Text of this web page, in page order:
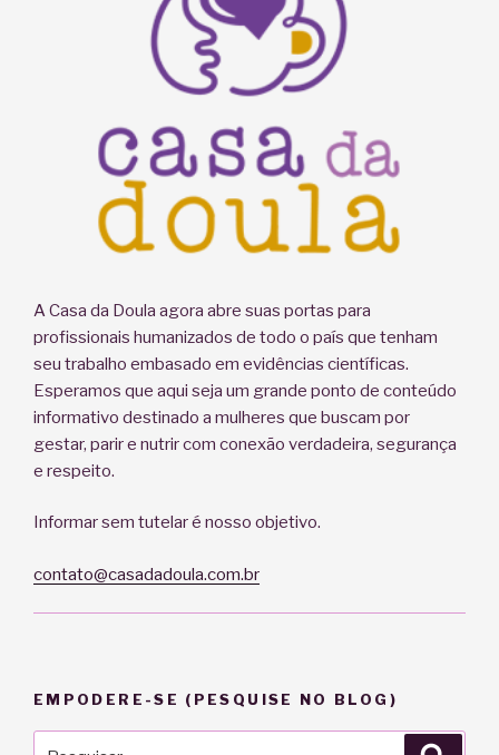
A Casa da Doula agora abre suas portas para
profissionais humanizados de todo o país que tenham
seu trabalho embasado em evidências científicas.
Esperamos que aqui seja um grande ponto de conteúdo
informativo destinado a mulheres que buscam por
gestar, parir e nutrir com conexão verdadeira, segurança
e respeito.
Informar sem tutelar é nosso objetivo.
contato@casadadoula.com.br
EMPODERE-SE (PESQUISE NO BLOG)